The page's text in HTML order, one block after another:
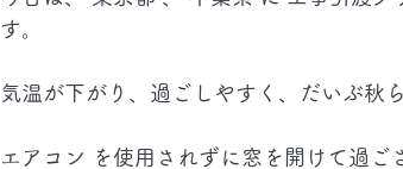
す。
気温が下がり、過ごしやすく、だいぶ秋
エアコン を使用されずに窓を開けて過ご